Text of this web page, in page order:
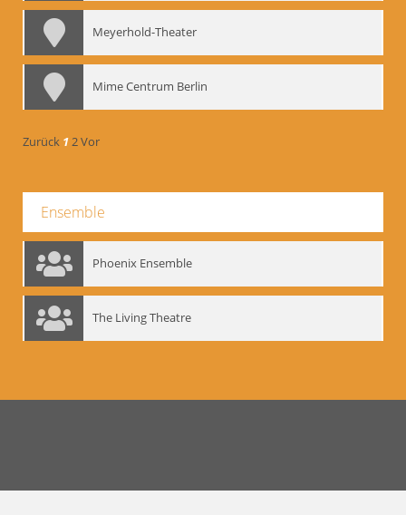
Meyerhold-Theater
Mime Centrum Berlin
Zurück 12Vor
Ensemble
Phoenix Ensemble
The Living Theatre